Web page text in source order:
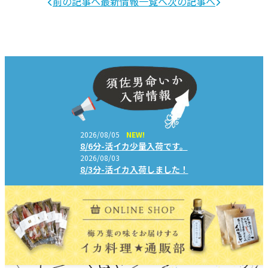
2026/08/05 NEW!
8/6分-活イカ少量入荷です。
2026/08/03
8/3分-活イカ入荷しました！